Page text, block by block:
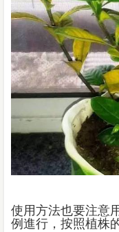
使用方法也要注意
例進行，按照植株